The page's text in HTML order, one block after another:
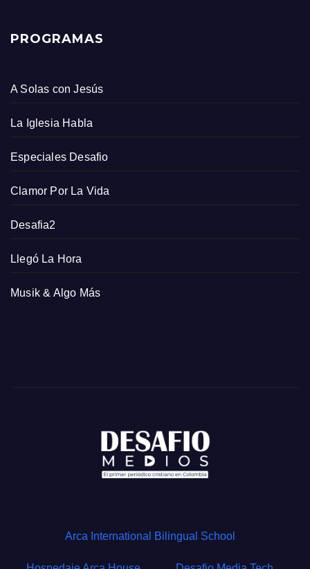
PROGRAMAS
A Solas con Jesús
La Iglesia Habla
Especiales Desafio
Clamor Por La Vida
Desafia2
Llegó La Hora
Musik & Algo Más
Arca International Bilingual School